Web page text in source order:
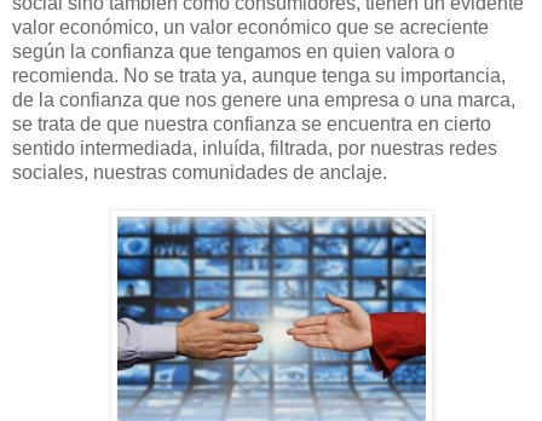
valor económico, un valor económico que se acreciente
según la confianza que tengamos en quien valora o
recomienda. No se trata ya, aunque tenga su importancia,
de la confianza que nos genere una empresa o una marca,
se trata de que nuestra confianza se encuentra en cierto
sentido intermediada, inluída, filtrada, por nuestras redes
sociales, nuestras comunidades de anclaje.